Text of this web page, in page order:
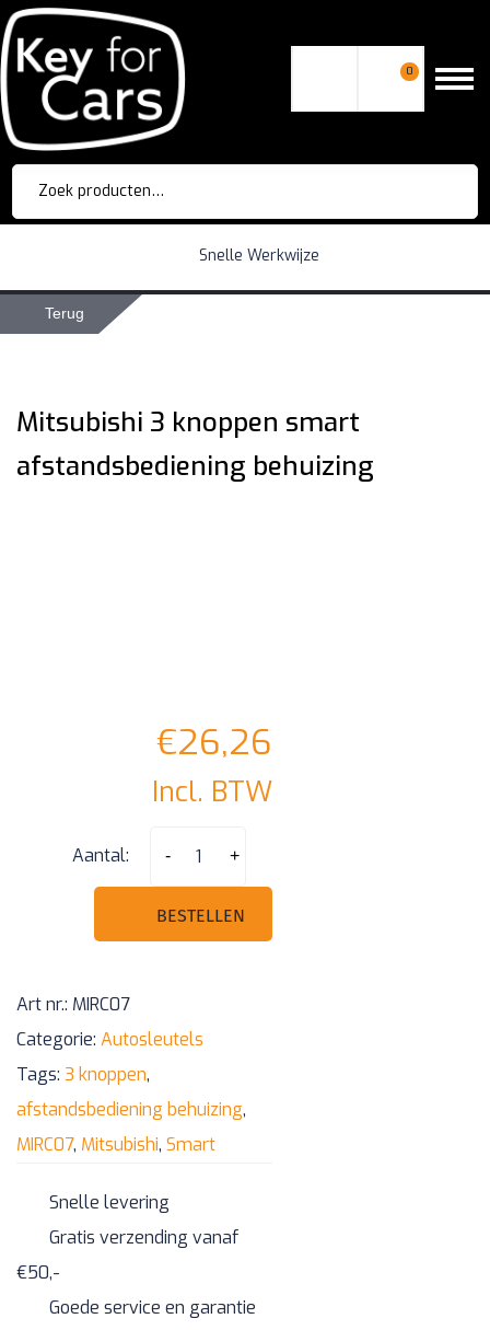
0
Zoeken
naar:
Snelle Werkwijze
Terug
Mitsubishi 3 knoppen smart
afstandsbediening behuizing
€26,26
Incl. BTW
Aantal: -
knoppen
smart
aantal
+
BESTELLEN
Art nr.: MIRC07
Categorie: Autosleutels
Tags: 3 knoppen,
afstandsbediening behuizing,
MIRC07, Mitsubishi, Smart
Snelle levering
Gratis verzending vanaf
€50,-
Goede service en garantie